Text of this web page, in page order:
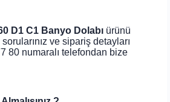
D1 C1 Banyo Dolabı ürünü
ve sipariş detayları
80 numaralı telefondan bize